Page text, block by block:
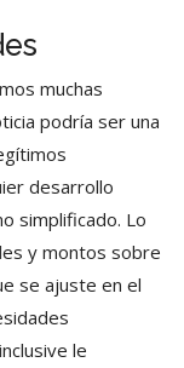
muchas
podrí­a ser una
desarrollo
simplificado. Lo
y montos sobre
se ajuste en el
le